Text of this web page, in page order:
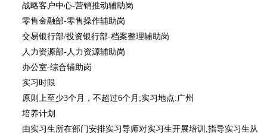
战略客户中心-营销推动辅助岗
零售金融部-零售操作辅助岗
交易银行部/投资银行部-档案整理辅助岗
人力资源部-人力资源辅助岗
办公室-综合辅助岗
实习时限
原则上至少3个月，不超过6个月;实习地点:广州
培养计划
由实习生所在部门安排实习导师对实习生开展培训,指导实习生从